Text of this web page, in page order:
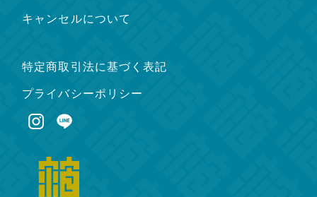
キャンセルについて
特定商取引法に基づく表記
プライバシーポリシー